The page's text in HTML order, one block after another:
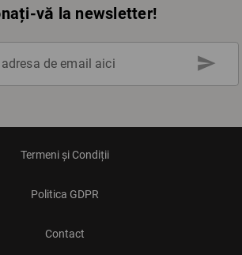
vă la newsletter!
de email aici send
Termeni și Condiții
Politica GDPR
Contact